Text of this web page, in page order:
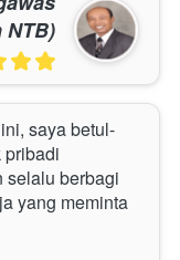
NTB)
saya betul-
pribadi
selalu berbagi
yang meminta